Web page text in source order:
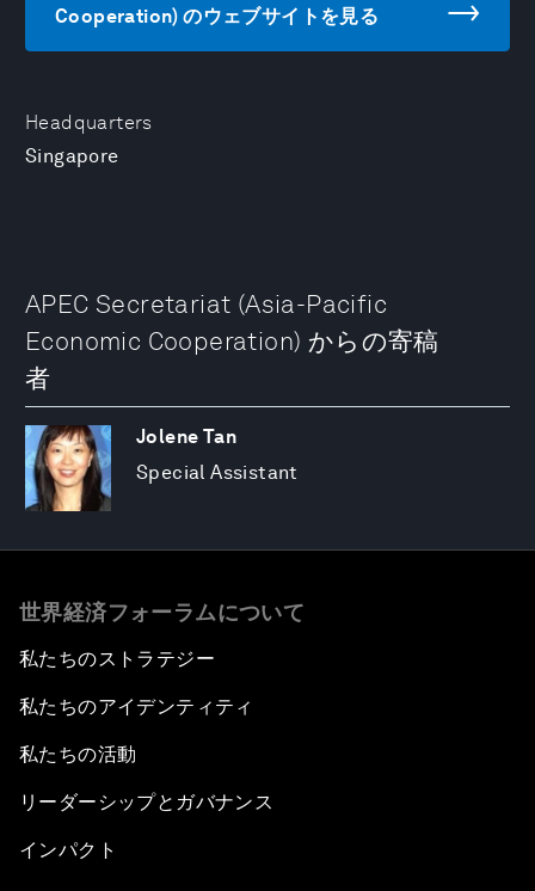
Headquarters
Singapore
Cooperation) のウェブサイトを見る
APEC Secretariat (Asia-Pacific
Economic Cooperation) からの寄稿
者
Jolene Tan
Special Assistant
世界経済フォーラムについて
私たちのストラテジー
私たちのアイデンティティ
私たちの活動
リーダーシップとガバナンス
インパクト